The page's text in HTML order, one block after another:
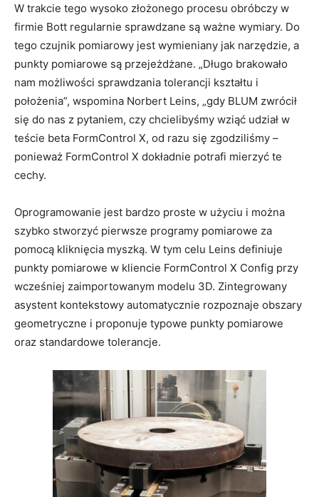
W trakcie tego wysoko złożonego procesu obróbczy w
firmie Bott regularnie sprawdzane są ważne wymiary. Do
tego czujnik pomiarowy jest wymieniany jak narzędzie, a
punkty pomiarowe są przejeżdżane. „Długo brakowało
nam możliwości sprawdzania tolerancji kształtu i
położenia”, wspomina Norbert Leins, „gdy BLUM zwrócił
się do nas z pytaniem, czy chcielibyśmy wziąć udział w
teście beta FormControl X, od razu się zgodziliśmy –
ponieważ FormControl X dokładnie potrafi mierzyć te
cechy.
Oprogramowanie jest bardzo proste w użyciu i można
szybko stworzyć pierwsze programy pomiarowe za
pomocą kliknięcia myszką. W tym celu Leins definiuje
punkty pomiarowe w kliencie FormControl X Config przy
wcześniej zaimportowanym modelu 3D. Zintegrowany
asystent kontekstowy automatycznie rozpoznaje obszary
geometryczne i proponuje typowe punkty pomiarowe
oraz standardowe tolerancje.